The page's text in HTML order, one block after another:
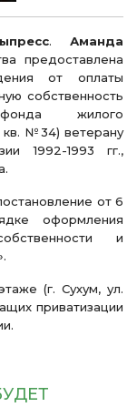
.Аманда
предоставлена
от оплаты
собственность
фонда жилого
кв. №34) ветерану
1992-1993 гг.,
от 6
оформления
и
(г. Сухум, ул.
приватизации